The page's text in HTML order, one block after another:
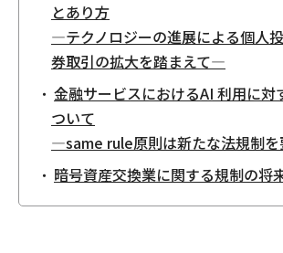
とあり方
—テクノロジーの進展による個人
券取引の拡大を踏まえて—
金融サービスにおけるAI 利用に対
ついて
—same rule原則は新たな法規制
暗号資産交換業に関する規制の将